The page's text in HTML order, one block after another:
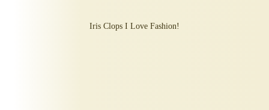
Iris Clops I Love Fashion!